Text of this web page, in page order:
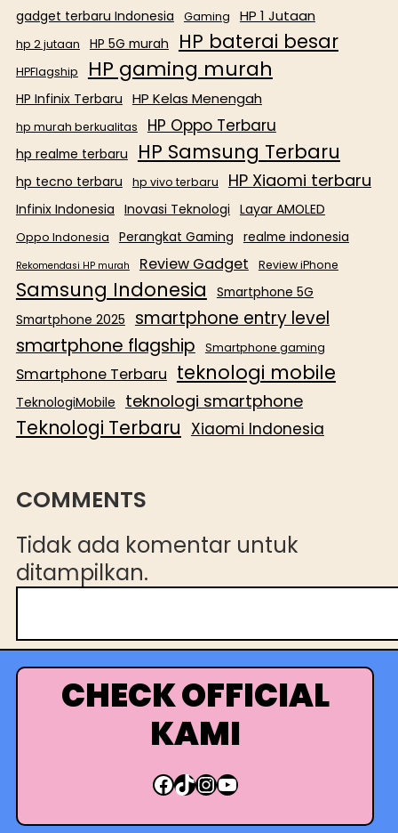
gadget terbaru Indonesia Gaming HP 1 Jutaan
hp 2 jutaan HP 5G murah HP baterai besar
HPFlagship HP gaming murah
HP Infinix Terbaru HP Kelas Menengah
hp murah berkualitas HP Oppo Terbaru
hp realme terbaru HP Samsung Terbaru
hp tecno terbaru hp vivo terbaru HP Xiaomi terbaru
Infinix Indonesia Inovasi Teknologi Layar AMOLED
Oppo Indonesia Perangkat Gaming realme indonesia
Rekomendasi HP murah Review Gadget Review iPhone
Samsung Indonesia
Smartphone 5G
Smartphone 2025
smartphone entry level
smartphone flagship Smartphone gaming
Smartphone Terbaru teknologi mobile
TeknologiMobile teknologi smartphone
Teknologi Terbaru Xiaomi Indonesia
COMMENTS
Tidak ada komentar untuk
ditampilkan.
r
i
CHECK OFFICIAL
KAMI
Facebook TikTok InstagramYouTube